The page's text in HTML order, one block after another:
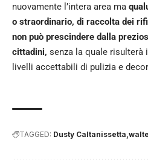
nuovamente l’intera area ma
o straordinario, di raccolta dei
non può prescindere dalla
cittadini, senza la quale risulterà
livelli accettabili di pulizia e
TAGGED: Dusty Caltanissetta